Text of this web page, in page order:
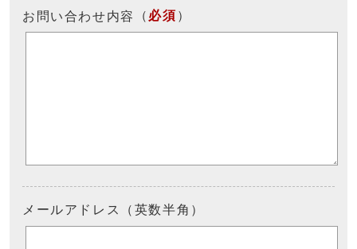
お問い合わせ内容 （ 必須 ）
メールアドレス（英数半角）